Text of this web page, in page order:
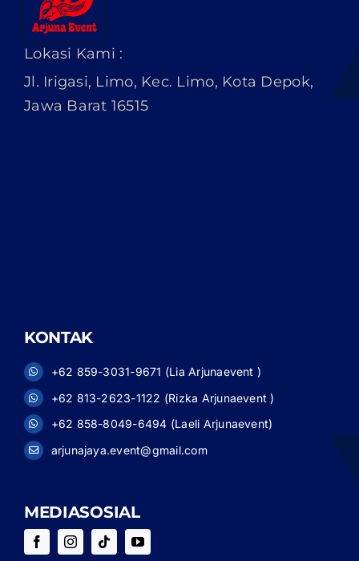
Lokasi Kami :
Jl. Irigasi, Limo, Kec. Limo, Kota Depok,
Jawa Barat 16515
KONTAK
+62 859-3031-9671 (Lia Arjunaevent )
+62 813-2623-1122 (Rizka Arjunaevent )
+62 858-8049-6494 (Laeli Arjunaevent)
arjunajaya.event@gmail.com
MEDIASOSIAL